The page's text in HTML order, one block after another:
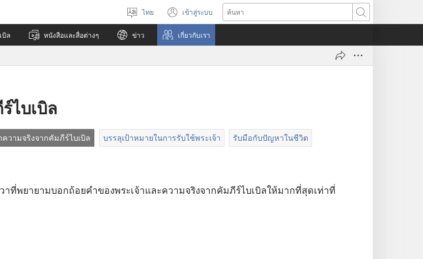
เลือก
ภาษา
ไทย เข้าสู่ระบบ
(เปิด
หน้าต่าง
ใหม่)
ค้นหา
บิล หนังสือและสื่อต่างๆ ข่าว เกี่ยว​กับ​เรา
ไบเบิล
วามจริงจากคัมภีร์ไบเบิล บรรลุเป้าหมายในการรับใช้พระเจ้า รับมือกับปัญหาในชีวิต
า​ที่​พยายาม​บอก​ถ้อย​คำ​ของ​พระเจ้า​และ​ความ​จริง​จาก​คัมภีร์​ไบเบิล​ให้​มาก​ที่​สุด​เท่า​ที่​